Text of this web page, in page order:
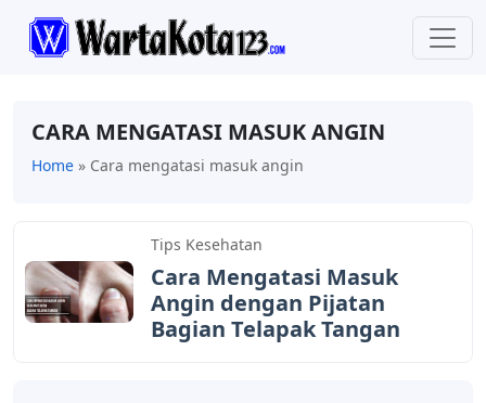
CARA MENGATASI MASUK ANGIN
Home » Cara mengatasi masuk angin
Tips Kesehatan
Cara Mengatasi Masuk
Angin dengan Pijatan
Bagian Telapak Tangan